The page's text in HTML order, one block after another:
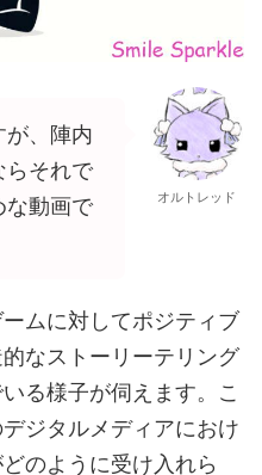
が、陣内
らそれで
な動画で
オルトレッド
ムに対してポジティブ
なストーリーテリング
る様子が伺えます。こ
ジタルメディアにおけ
のように受け入れら